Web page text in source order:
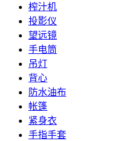
榨汁机
投影仪
望远镜
手电筒
吊灯
背心
防水油布
帐篷
紧身衣
手指手套